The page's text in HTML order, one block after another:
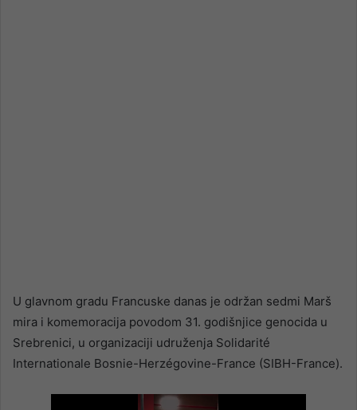
U glavnom gradu Francuske danas je održan sedmi Marš
mira i komemoracija povodom 31. godišnjice genocida u
Srebrenici, u organizaciji udruženja Solidarité
Internationale Bosnie-Herzégovine-France (SIBH-France).